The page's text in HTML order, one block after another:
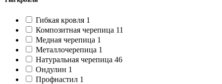
Гибкая кровля 1
Композитная черепица 11
Медная черепица 1
Металлочерепица 1
Натуральная черепица 46
Ондулин 1
Профнастил 1